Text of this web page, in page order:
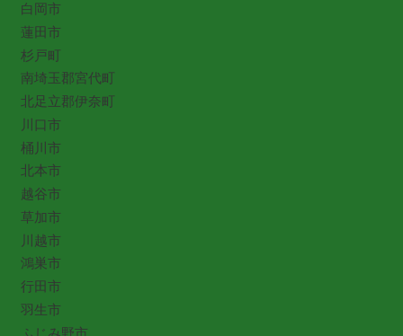
白岡市
蓮田市
杉戸町
南埼玉郡宮代町
北足立郡伊奈町
川口市
桶川市
北本市
越谷市
草加市
川越市
鴻巣市
行田市
羽生市
ふじみ野市